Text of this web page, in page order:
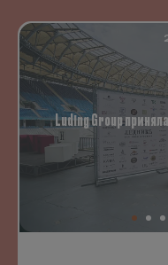
Luding Group